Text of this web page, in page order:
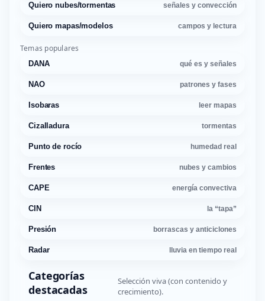
Quiero nubes/tormentas señales y convección
Quiero mapas/modelos campos y lectura
Temas populares
DANA qué es y señales
NAO patrones y fases
Isobaras leer mapas
Cizalladura tormentas
Punto de rocío humedad real
Frentes nubes y cambios
CAPE energía convectiva
CIN la “tapa”
Presión borrascas y anticiclones
Radar lluvia en tiempo real
Categorías
destacadas
Selección viva (con contenido y
crecimiento).